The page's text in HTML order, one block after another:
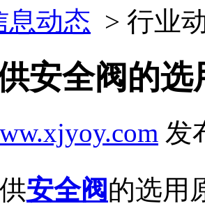
息动态 > 行业
安全阀的选
发
安全阀的选用